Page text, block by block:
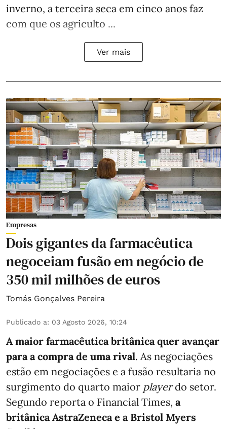
inverno, a terceira seca em cinco anos faz
com que os agriculto ...
Ver mais
Empresas
Dois gigantes da farmacêutica
negoceiam fusão em negócio de
350 mil milhões de euros
Tomás Gonçalves Pereira
Publicado a: 03 Agosto 2026, 10:24
A maior farmacêutica britânica quer avançar
para a compra de uma rival. As negociações
estão em negociações e a fusão resultaria no
surgimento do quarto maior playerdo setor.
Segundo reporta o Financial Times, a
britânica AstraZeneca e a Bristol Myers